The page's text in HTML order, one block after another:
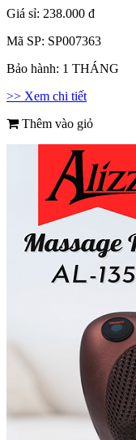
Giá sỉ: 238.000 đ
Mã SP: SP007363
Bảo hành: 1 THÁNG
>> Xem chi tiết
Thêm vào giỏ